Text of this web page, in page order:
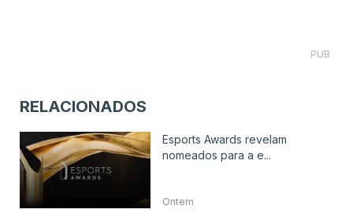
PUB
RELACIONADOS
Esports Awards revelam
nomeados para a e...
Ontem